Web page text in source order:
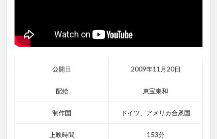
公開日 2009年11月20日
配給 東宝東和
制作国 ドイツ、アメリカ合衆国
上映時間 153分